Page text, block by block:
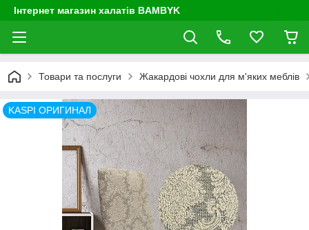
Інтернет магазин халатів BAMBYK
Товари та послуги Жакардові чохли для м'яких меблів
KASPI ОРИГИНАЛ